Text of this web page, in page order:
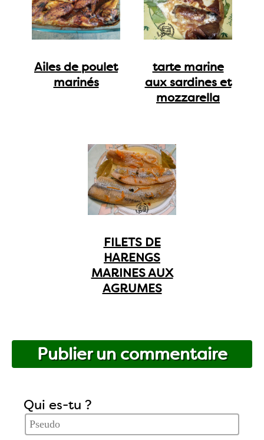
Ailes de poulet
marinés
tarte marine
aux sardines et
mozzarella
FILETS DE
HARENGS
MARINES AUX
AGRUMES
Publier un commentaire
Qui es-tu ?